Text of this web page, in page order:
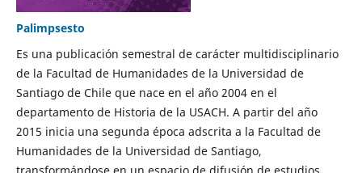
Palimpsesto
Es una publicación semestral de carácter multidisciplinario
de la Facultad de Humanidades de la Universidad de
Santiago de Chile que nace en el año 2004 en el
departamento de Historia de la USACH. A partir del año
2015 inicia una segunda época adscrita a la Facultad de
Humanidades de la Universidad de Santiago,
transformándose en un espacio de difusión de estudios